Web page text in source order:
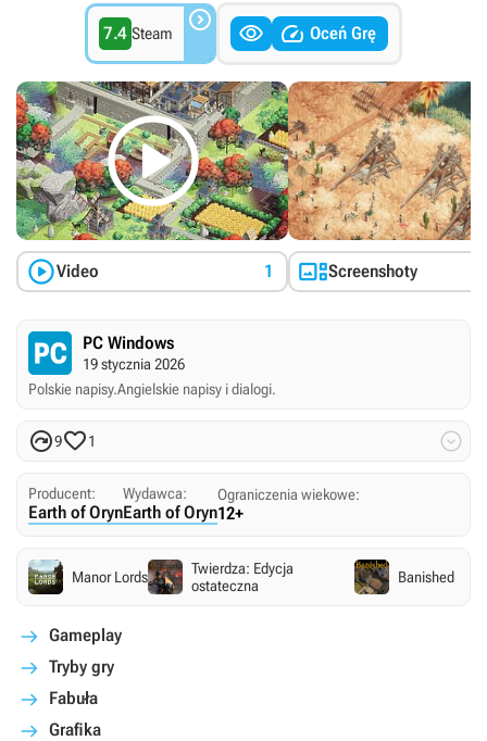
7.4 Steam    Oceń Grę

Video 1 Screenshoty
PC Windows
19 stycznia 2026
Polskie napisy.Angielskie napisy i dialogi.
91 
Producent:
Earth of Oryn
Wydawca:
Earth of Oryn
Ograniczenia wiekowe:
12+
Manor Lords
Twierdza: Edycja
ostateczna
Banished
Gameplay
Tryby gry
Fabuła
Grafika